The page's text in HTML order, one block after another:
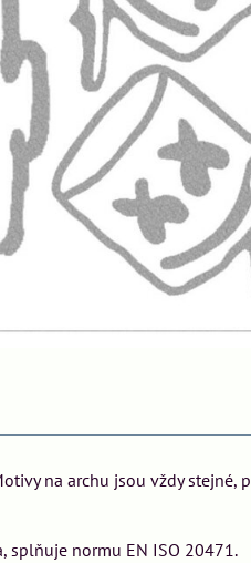
na archu jsou vždy
splňuje normu EN ISO 20471.